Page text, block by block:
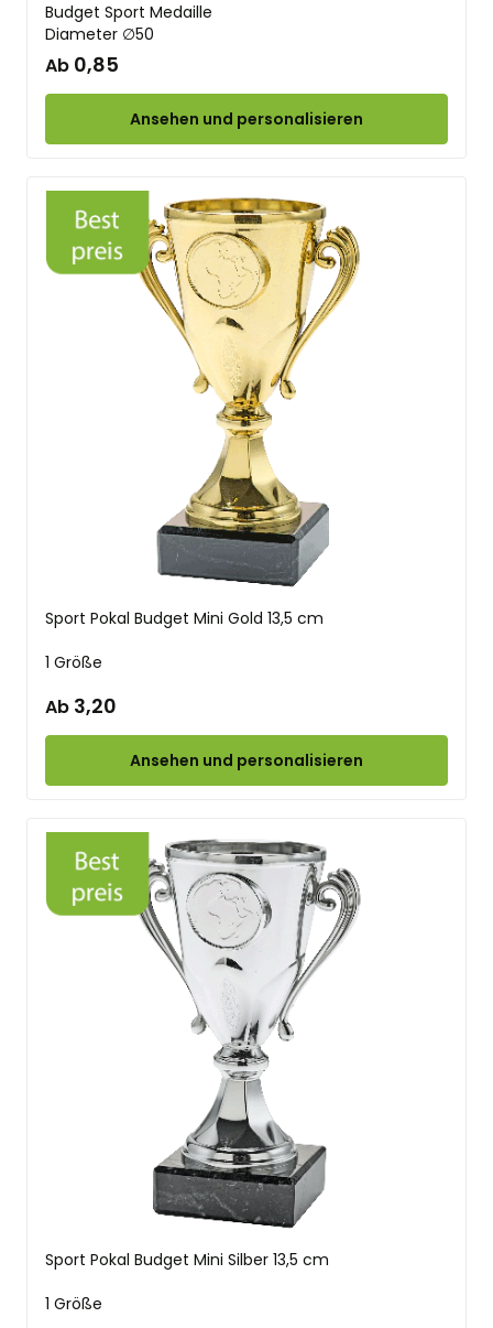
Budget Sport Medaille
Diameter ∅50
Ab 0,85
Ansehen und personalisieren
Sport Pokal Budget Mini Gold 13,5 cm
1 Größe
Ab 3,20
Ansehen und personalisieren
Sport Pokal Budget Mini Silber 13,5 cm
1 Größe